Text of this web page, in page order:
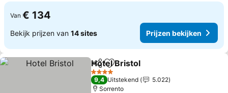
Van € 134
Bekijk prijzen van 14 sites Prijzen bekijken
DelenToevoegen aan favorieten
Hotel Bristol
4 Sterren
9,4 Uitstekend
5.022
Sorrento